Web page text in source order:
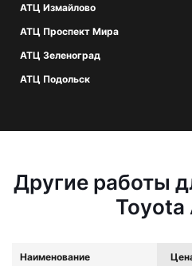
АТЦ Измайлово
АТЦ Проспект Мира
АТЦ Зеленоград
АТЦ Подольск
Другие работы
Toyota
Наименование